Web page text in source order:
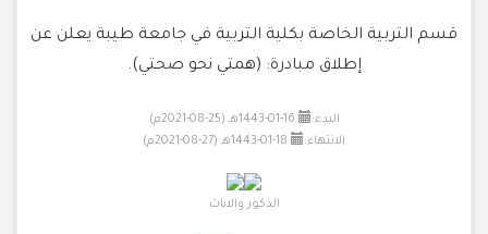
قسم التربية الخاصة بكلية التربية في جامعة طيبة يعلن عن
إطلاق مبادرة: (همتي نحو صحتي).
البدء:
الانتهاء:
الذكور والاناث